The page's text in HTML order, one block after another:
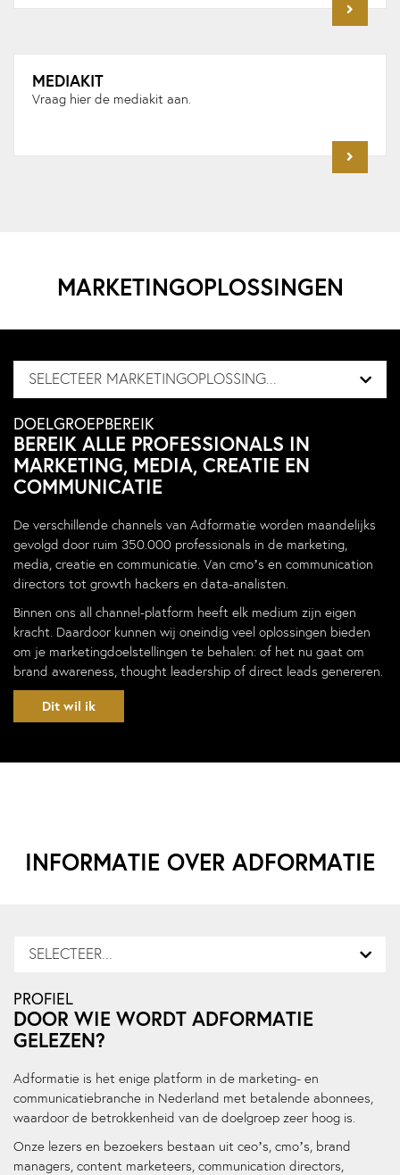
MEDIAKIT
Vraag hier de mediakit aan.
MARKETINGOPLOSSINGEN
SELECTEER MARKETINGOPLOSSING...
DOELGROEPBEREIK
BEREIK ALLE PROFESSIONALS IN
MARKETING, MEDIA, CREATIE EN
COMMUNICATIE
De verschillende channels van Adformatie worden maandelijks
gevolgd door ruim 350.000 professionals in de marketing,
media, creatie en communicatie. Van cmo’s en communication
directors tot growth hackers en data-analisten.
Binnen ons all channel-platform heeft elk medium zijn eigen
kracht. Daardoor kunnen wij oneindig veel oplossingen bieden
om je marketingdoelstellingen te behalen: of het nu gaat om
brand awareness, thought leadership of direct leads genereren.
Dit wil ik
INFORMATIE OVER ADFORMATIE
SELECTEER...
PROFIEL
DOOR WIE WORDT ADFORMATIE
GELEZEN?
Adformatie is het enige platform in de marketing- en
communicatiebranche in Nederland met betalende abonnees,
waardoor de betrokkenheid van de doelgroep zeer hoog is.
Onze lezers en bezoekers bestaan uit ceo’s, cmo’s, brand
managers, content marketeers, communication directors,